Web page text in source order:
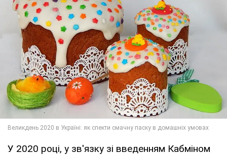
У 2020 році, у зв'язку зі введенням Кабміном